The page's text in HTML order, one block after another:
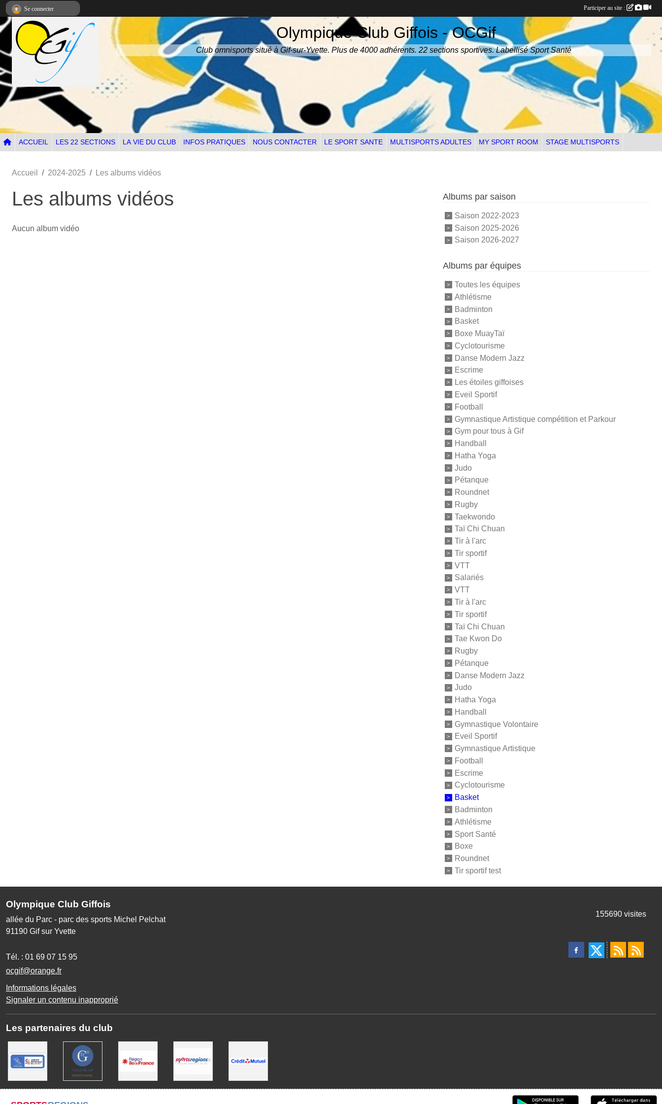
Olympique Club Giffois - OCGif
Club omnisports situé à Gif-sur-Yvette. Plus de 4000 adhérents. 22 sections sportives. Labellisé Sport Santé
ACCUEIL LES 22 SECTIONS LA VIE DU CLUB INFOS PRATIQUES NOUS CONTACTER LE SPORT SANTE MULTISPORTS ADULTES MY SPORT ROOM STAGE MULTISPORTS
Accueil 2024-2025 Les albums vidéos
Les albums vidéos
Aucun album vidéo
Albums par saison
Saison 2022-2023
Saison 2025-2026
Saison 2026-2027
Albums par équipes
Toutes les équipes
Athlétisme
Badminton
Basket
Boxe MuayTaï
Cyclotourisme
Danse Modern Jazz
Escrime
Les étoiles giffoises
Eveil Sportif
Football
Gymnastique Artistique compétition et Parkour
Gym pour tous à Gif
Handball
Hatha Yoga
Judo
Pétanque
Roundnet
Rugby
Taekwondo
Taï Chi Chuan
Tir à l'arc
Tir sportif
VTT
Salariés
VTT
Tir à l'arc
Tir sportif
Taï Chi Chuan
Tae Kwon Do
Rugby
Pétanque
Danse Modern Jazz
Judo
Hatha Yoga
Handball
Gymnastique Volontaire
Eveil Sportif
Gymnastique Artistique
Football
Escrime
Cyclotourisme
Basket
Badminton
Athlétisme
Sport Santé
Boxe
Roundnet
Tir sportif test
Olympique Club Giffois
allée du Parc - parc des sports Michel Pelchat
91190 Gif sur Yvette
Tél. : 01 69 07 15 95
ocgif@orange.fr
Informations légales
Signaler un contenu inapproprié
155690 visites
Les partenaires du club
Se connecter Participer au site :
Panneau de gestion des cookies